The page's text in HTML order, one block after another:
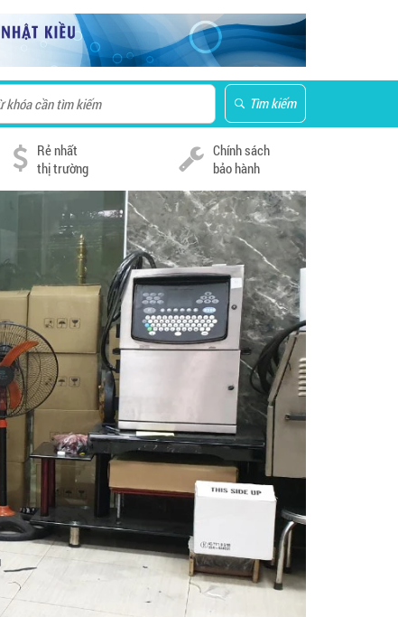
Tìm kiếm
Rẻ nhất
thị trường
Chính sách
bảo hành